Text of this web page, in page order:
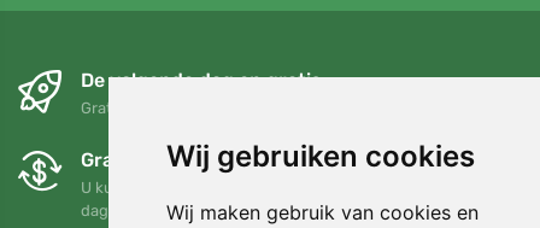
Wij gebruiken cookies
Wij maken gebruik van cookies en
De volgende dag en gratis
Gratis verzending voor bestellingen boven 95 EUR
Gratis ruilen en retourneren
U kunt uw bestelling op elk gewenst moment binnen 90
dagen retourneren of ruilen